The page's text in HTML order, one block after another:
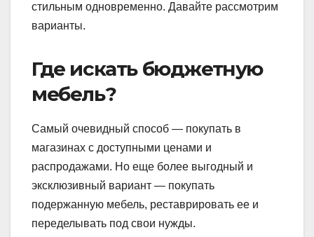
стильным одновременно. Давайте рассмотрим
варианты.
Где искать бюджетную
мебель?
Самый очевидный способ — покупать в
магазинах с доступными ценами и
распродажами. Но еще более выгодный и
эксклюзивный вариант — покупать
подержанную мебель, реставрировать ее и
переделывать под свои нужды.